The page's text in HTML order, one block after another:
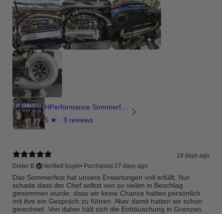
5 ★ · 9 reviews
19 days ago
Dieter B.
Verified buyer• Purchased 27 days ago
Das Sommerfest hat unsere Erwartungen voll erfüllt. Nur
schade dass der Chef selbst von so vielen in Beschlag
genommen wurde, dass wir keine Chance hatten persönlich
mit ihm ein Gespräch zu führen. Aber damit hatten wir schon
gerechnet. Von daher hält sich die Enttäuschung in Grenzen.